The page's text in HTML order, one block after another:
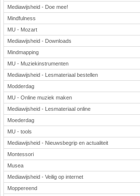
Mediawijsheid - Doe mee!
Mindfulness
MU - Mozart
Mediawijsheid - Downloads
Mindmapping
MU - Muziekinstrumenten
Mediawijsheid - Lesmateriaal bestellen
Modderdag
MU - Online muziek maken
Mediawijsheid - Lesmateriaal online
Moederdag
MU - tools
Mediawijsheid - Nieuwsbegrip en actualiteit
Montessori
Musea
Mediawijsheid - Veilig op internet
Moppereend